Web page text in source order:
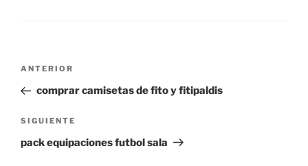
Navegación
entradas
Entrada
anterior:
ANTERIOR
comprar camisetas de fito y fitipaldis
Siguiente
entrada
SIGUIENTE
pack equipaciones futbol sala